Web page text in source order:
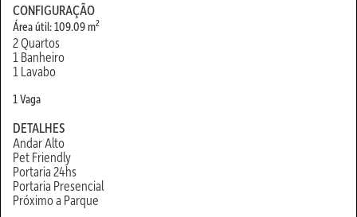
CONFIGURAÇÃO
Área útil: 109.09 m2
2 Quartos
1 Banheiro
1 Lavabo
1 Vaga
DETALHES
Andar Alto
Pet Friendly
Portaria 24hs
Portaria Presencial
Próximo a Parque